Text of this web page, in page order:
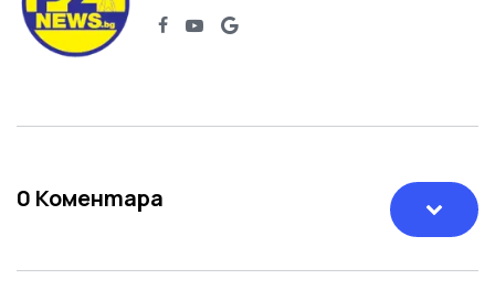
0 Коментара